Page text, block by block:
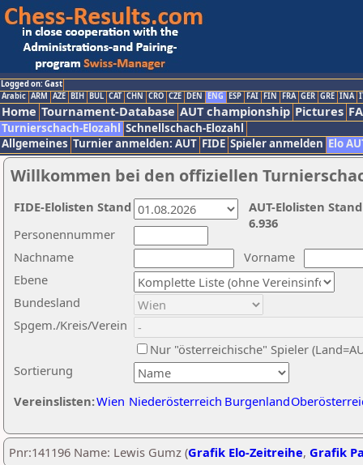
Logged on: Gast
Arabic ARM AZE BIH BUL CAT CHN CRO CZE DEN ENG ESP FAI FIN FRA GER GRE INA
Home Tournament-Database AUT championship Pictures
Turnierschach-Elozahl Schnellschach-Elozahl
Allgemeines Turnier anmelden: AUT FIDE Spieler anmelden Elo
Willkommen bei den offiziellen
Nachname
Vorname
Ebene
Sortierung
Personennummer
Bundesland
Spgem./Kreis/Verein
Nur "österreichische" Spieler
Vereinslisten:Wien Niederösterreich Burgenland
AUT-Elolisten
6.936
FIDE-Elolisten Stand
Pnr:141196 Name: Lewis Gumz (Grafik Elo-Zeitreihe, Grafik